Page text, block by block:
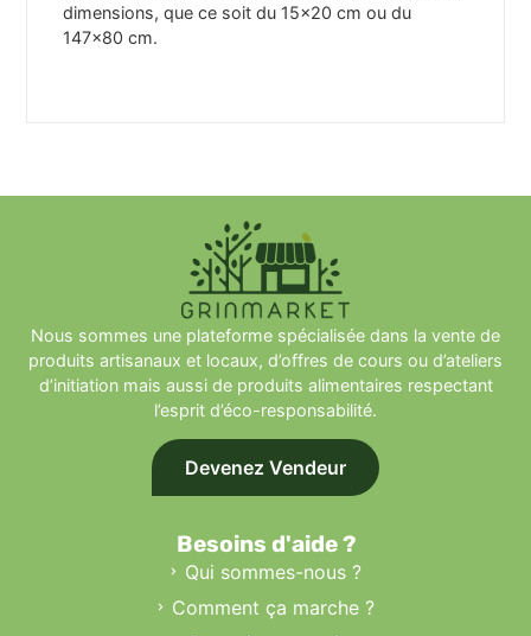
dimensions, que ce soit du 15×20 cm ou du
147×80 cm.
Nous sommes une plateforme spécialisée dans la vente de
produits artisanaux et locaux, d’offres de cours ou d’ateliers
d’initiation mais aussi de produits alimentaires respectant
l’esprit d’éco-responsabilité.
Devenez Vendeur
Besoins d'aide ?
Qui sommes-nous ?
Comment ça marche ?